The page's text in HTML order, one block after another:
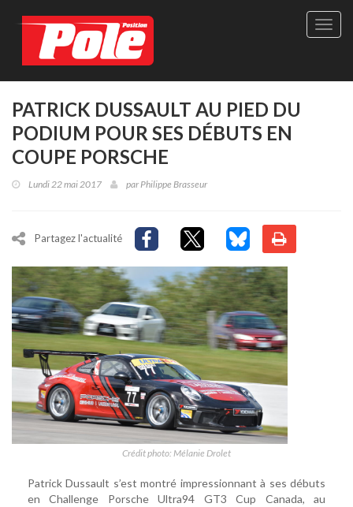
Site
PATRICK DUSSAULT AU PIED DU
PODIUM POUR SES DÉBUTS EN
COUPE PORSCHE
Lundi 22 mai 2017 parPhilippe Brasseur
Partagez l'actualité
Crédit photo: Mélanie Drolet
Patrick Dussault s’est montré impressionnant à ses débuts
en Challenge Porsche Ultra94 GT3 Cup Canada, au